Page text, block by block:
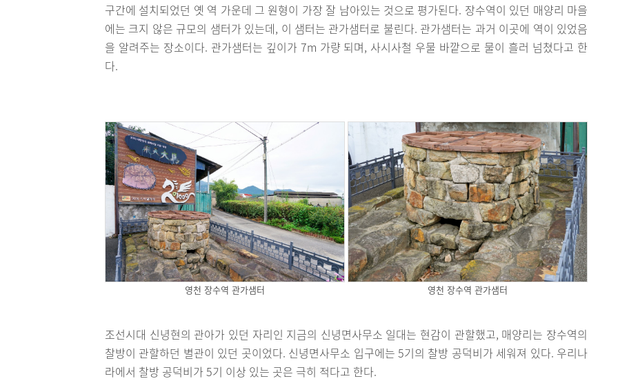
구간에 설치되었던 옛 역 가운데 그 원형이 가장 잘 남아있는 것으로 평가된다. 장수역이 있던 매양리 마을
에는 크지 않은 규모의 샘터가 있는데, 이 샘터는 관가샘터로 불린다. 관가샘터는 과거 이곳에 역이 있었음
을 알려주는 장소이다. 관가샘터는 깊이가 7m 가량 되며, 사시사철 우물 바깥으로 물이 흘러 넘쳤다고 한
다.
영천 장수역 관가샘터 영천 장수역 관가샘터
조선시대 신녕현의 관아가 있던 자리인 지금의 신녕면사무소 일대는 현감이 관할했고, 매양리는 장수역의
찰방이 관할하던 별관이 있던 곳이었다. 신녕면사무소 입구에는 5기의 찰방 공덕비가 세워져 있다. 우리나
라에서 찰방 공덕비가 5기 이상 있는 곳은 극히 적다고 한다.